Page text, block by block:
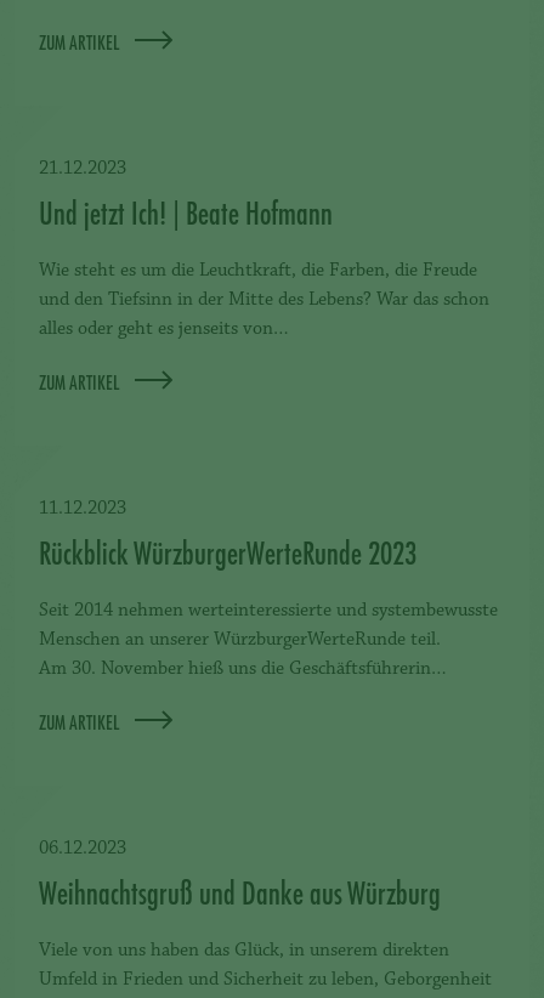
ZUM ARTIKEL
Und jetzt Ich! | Beate Hofmann
Wie steht es um die Leuchtkraft, die Farben, die Freude
und den Tiefsinn in der Mitte des Lebens? War das schon
alles oder geht es jenseits von…
ZUM ARTIKEL
21.12.2023
Rückblick WürzburgerWerteRunde 2023
Seit 2014 nehmen werteinteressierte und systembewusste
Menschen an unserer WürzburgerWerteRunde teil.
Am 30. November hieß uns die Geschäftsführerin…
ZUM ARTIKEL
11.12.2023
Weihnachtsgruß und Danke aus Würzburg
Viele von uns haben das Glück, in unserem direkten
Umfeld in Frieden und Sicherheit zu leben, Geborgenheit
06.12.2023